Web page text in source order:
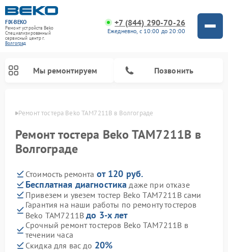
FIX-BEKO
Ремонт устройств Beko
Специализированный
cервисный центр г.
Волгоград
+7 (844) 290-70-26
Ежедневно, с 10:00 до 20:00
Мы ремонтируем Позвонить
Ремонт тостера Beko TAM7211B в Волгограде
Ремонт тостера Beko TAM7211B в
Волгограде
Стоимость ремонта от 120 руб.
Бесплатная диагностика даже при отказе
Привезем и увезем тостер Beko TAM7211B сами
Гарантия на наши работы по ремонту тостеров
Beko TAM7211Bдо 3-х лет
Срочный ремонт тостеров Beko TAM7211B в
течении часа
Скидка для вас до 20%